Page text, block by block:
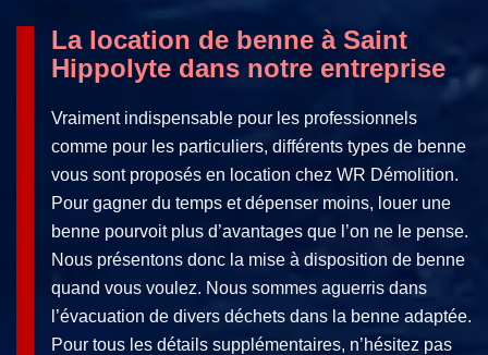
La location de benne à Saint
Hippolyte dans notre entreprise
Vraiment indispensable pour les professionnels
comme pour les particuliers, différents types de benne
vous sont proposés en location chez WR Démolition.
Pour gagner du temps et dépenser moins, louer une
benne pourvoit plus d’avantages que l’on ne le pense.
Nous présentons donc la mise à disposition de benne
quand vous voulez. Nous sommes aguerris dans
l’évacuation de divers déchets dans la benne adaptée.
Pour tous les détails supplémentaires, n’hésitez pas